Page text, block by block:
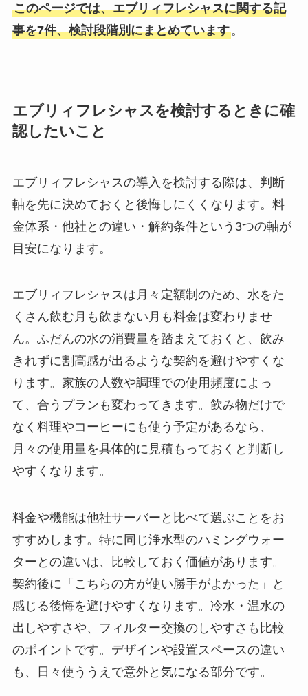
このページでは、エブリィフレシャスに関する記
事を7件、検討段階別にまとめています。
エブリィフレシャスを検討するときに確
認したいこと
エブリィフレシャスの導入を検討する際は、判断
軸を先に決めておくと後悔しにくくなります。料
金体系・他社との違い・解約条件という3つの軸が
目安になります。
エブリィフレシャスは月々定額制のため、水をた
くさん飲む月も飲まない月も料金は変わりませ
ん。ふだんの水の消費量を踏まえておくと、飲み
きれずに割高感が出るような契約を避けやすくな
ります。家族の人数や調理での使用頻度によっ
て、合うプランも変わってきます。飲み物だけで
なく料理やコーヒーにも使う予定があるなら、
月々の使用量を具体的に見積もっておくと判断し
やすくなります。
料金や機能は他社サーバーと比べて選ぶことをお
すすめします。特に同じ浄水型のハミングウォー
ターとの違いは、比較しておく価値があります。
契約後に「こちらの方が使い勝手がよかった」と
感じる後悔を避けやすくなります。冷水・温水の
出しやすさや、フィルター交換のしやすさも比較
のポイントです。デザインや設置スペースの違い
も、日々使ううえで意外と気になる部分です。